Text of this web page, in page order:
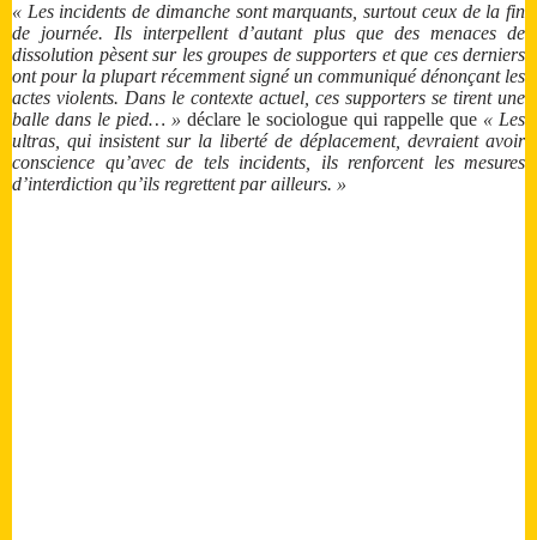
« Les incidents de dimanche sont marquants, surtout ceux de la fin
de journée. Ils interpellent d’autant plus que des menaces de
dissolution pèsent sur les groupes de supporters et que ces derniers
ont pour la plupart récemment signé un communiqué dénonçant les
actes violents. Dans le contexte actuel, ces supporters se tirent une
balle dans le pied… » déclare le sociologue qui rappelle que « Les
ultras, qui insistent sur la liberté de déplacement, devraient avoir
conscience qu’avec de tels incidents, ils renforcent les mesures
d’interdiction qu’ils regrettent par ailleurs. »